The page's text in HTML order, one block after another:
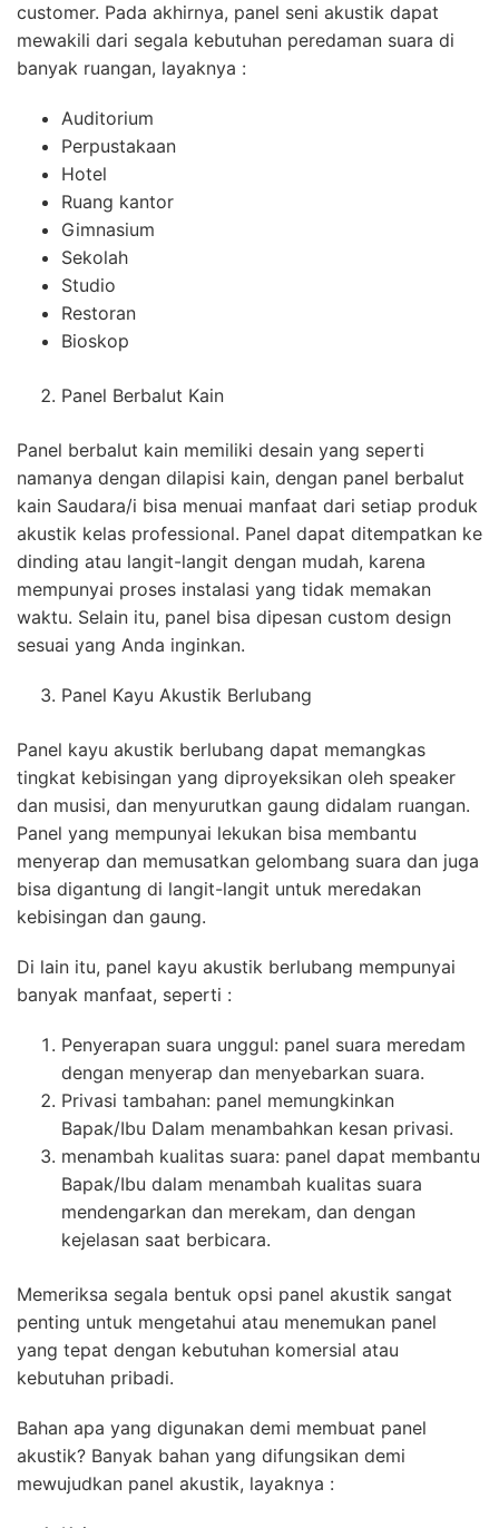
customer. Pada akhirnya, panel seni akustik dapat
mewakili dari segala kebutuhan peredaman suara di
banyak ruangan, layaknya :
Auditorium
Perpustakaan
Hotel
Ruang kantor
Gimnasium
Sekolah
Studio
Restoran
Bioskop
Panel Berbalut Kain
Panel berbalut kain memiliki desain yang seperti
namanya dengan dilapisi kain, dengan panel berbalut
kain Saudara/i bisa menuai manfaat dari setiap produk
akustik kelas professional. Panel dapat ditempatkan ke
dinding atau langit-langit dengan mudah, karena
mempunyai proses instalasi yang tidak memakan
waktu. Selain itu, panel bisa dipesan custom design
sesuai yang Anda inginkan.
Panel Kayu Akustik Berlubang
Panel kayu akustik berlubang dapat memangkas
tingkat kebisingan yang diproyeksikan oleh speaker
dan musisi, dan menyurutkan gaung didalam ruangan.
Panel yang mempunyai lekukan bisa membantu
menyerap dan memusatkan gelombang suara dan juga
bisa digantung di langit-langit untuk meredakan
kebisingan dan gaung.
Di lain itu, panel kayu akustik berlubang mempunyai
banyak manfaat, seperti :
Penyerapan suara unggul: panel suara meredam
dengan menyerap dan menyebarkan suara.
Privasi tambahan: panel memungkinkan
Bapak/Ibu Dalam menambahkan kesan privasi.
menambah kualitas suara: panel dapat membantu
Bapak/Ibu dalam menambah kualitas suara
mendengarkan dan merekam, dan dengan
kejelasan saat berbicara.
Memeriksa segala bentuk opsi panel akustik sangat
penting untuk mengetahui atau menemukan panel
yang tepat dengan kebutuhan komersial atau
kebutuhan pribadi.
Bahan apa yang digunakan demi membuat panel
akustik? Banyak bahan yang difungsikan demi
mewujudkan panel akustik, layaknya :